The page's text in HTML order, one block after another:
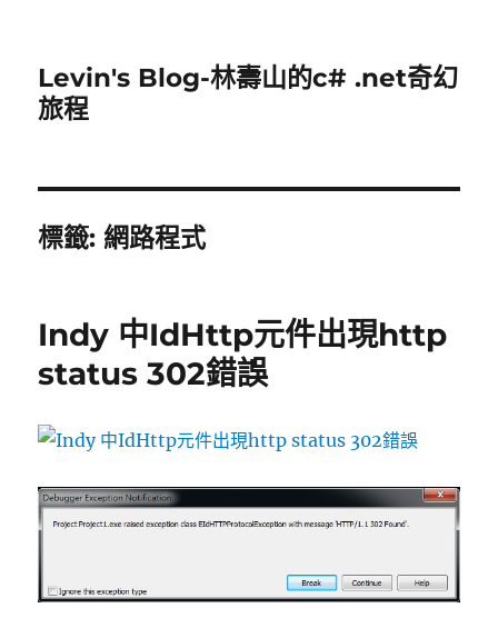
Levin's Blog-林壽山的c# .net奇幻
旅程
標籤:網路程式
Indy 中IdHttp元件出現http
status 302錯誤